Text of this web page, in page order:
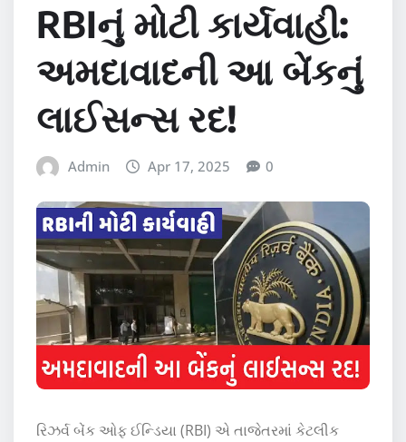
RBIનું મોટી કાર્યવાહી:
અમદાવાદની આ બેંકનું
લાઈસન્સ રદ!
Admin Apr 17, 2025 0
રિઝર્વ બેંક ઓફ ઈન્ડિયા (RBI) એ તાજેતરમાં કેટલીક